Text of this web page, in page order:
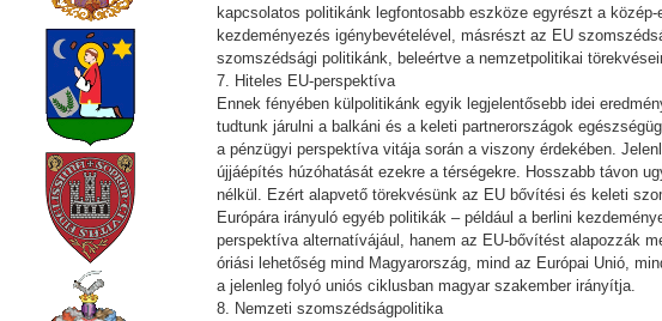
kapcsolatos politikánk legfontosabb eszköze egyrészt a
kezdeményezés igénybevételével, másrészt az EU
szomszédsági politikánk, beleértve a nemzetpolitikai
7. Hiteles EU-perspektíva
Ennek fényében külpolitikánk egyik legjelentősebb idei
tudtunk járulni a balkáni és a keleti partnerországok
a pénzügyi perspektíva vitája során a viszony érdekében.
újjáépítés húzóhatását ezekre a térségekre. Hosszabb távon
nélkül. Ezért alapvető törekvésünk az EU bővítési és keleti
Európára irányuló egyéb politikák – például a berlini
perspektíva alternatívájául, hanem az EU-bővítést alapozzák
óriási lehetőség mind Magyarország, mind az Európai Unió,
a jelenleg folyó uniós ciklusban magyar szakember irányítja.
8. Nemzeti szomszédságpolitika